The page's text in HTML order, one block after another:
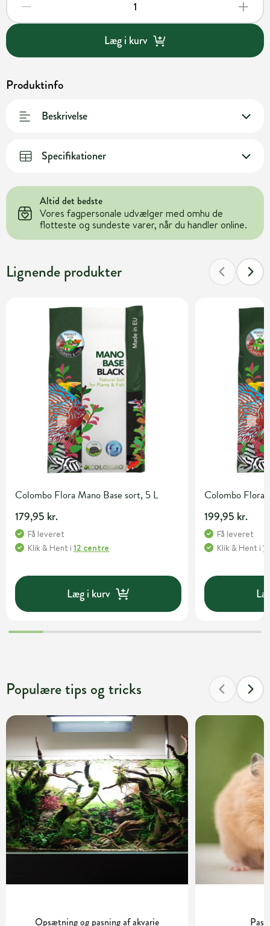
Læg i kurv
Produktinfo
Beskrivelse
Specifikationer
Altid det bedste
Vores fagpersonale udvælger med omhu de
flotteste og sundeste varer, når du handler online.
Lignende produkter
Colombo Flora Mano Base sort, 5 L
179,95 kr.
Få leveret
Klik & Hent i 12 centre
Læg i kurv
Colombo Flora
199,95 kr.
Få leveret
Klik & Hent i
Populære tips og tricks
Opsætning og pasning af akvarie